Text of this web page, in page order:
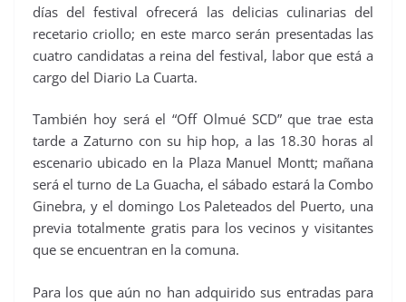
días del festival ofrecerá las delicias culinarias del
recetario criollo; en este marco serán presentadas las
cuatro candidatas a reina del festival, labor que está a
cargo del Diario La Cuarta.
También hoy será el “Off Olmué SCD” que trae esta
tarde a Zaturno con su hip hop, a las 18.30 horas al
escenario ubicado en la Plaza Manuel Montt; mañana
será el turno de La Guacha, el sábado estará la Combo
Ginebra, y el domingo Los Paleteados del Puerto, una
previa totalmente gratis para los vecinos y visitantes
que se encuentran en la comuna.
Para los que aún no han adquirido sus entradas para